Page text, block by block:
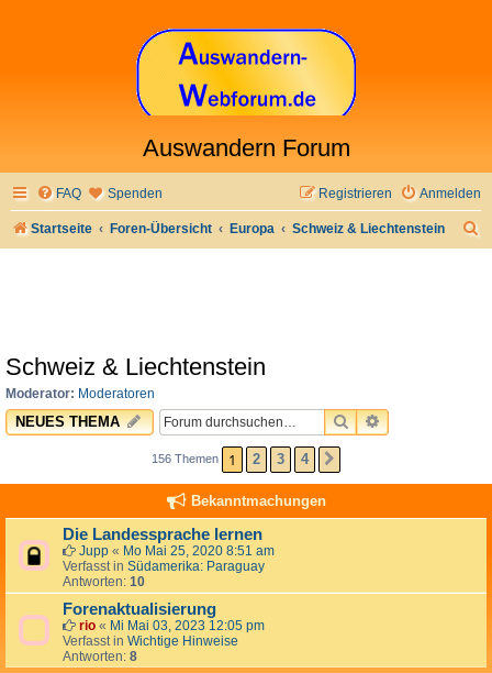
Auswandern Forum
FAQ Spenden Anmelden
Registrieren
Startseite Foren-Übersicht Europa Schweiz & Liechtenstein
Schweiz & Liechtenstein
Moderator: Moderatoren
NEUES THEMA SUCHEERWEITERTE
156 Themen 1 2 3 4
Bekanntmachungen
Die Landessprache lernen
Jupp « Mo Mai 25, 2020 8:51 am
Verfasst in Südamerika: Paraguay
Antworten: 10
Forenaktualisierung
rio « Mi Mai 03, 2023 12:05 pm
Verfasst in Wichtige Hinweise
Antworten: 8